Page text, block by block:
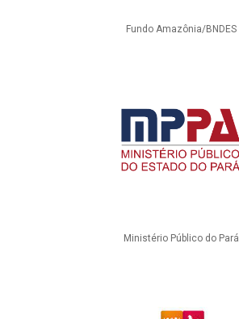
Fundo Amazônia/BNDES
Ministério Público do Pará